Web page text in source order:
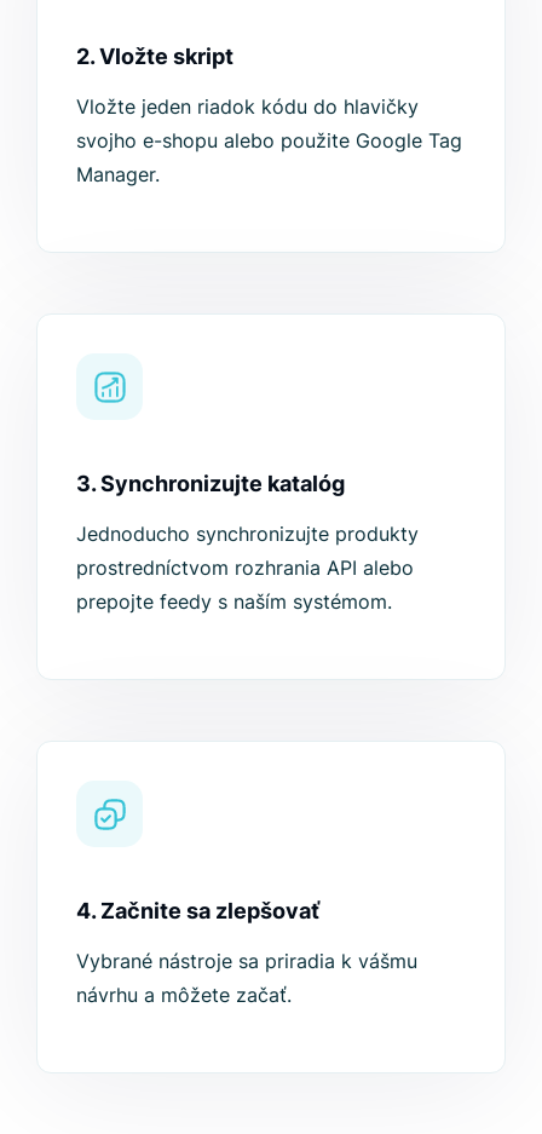
2. Vložte skript
Vložte jeden riadok kódu do hlavičky
svojho e-shopu alebo použite Google Tag
Manager.
3. Synchronizujte katalóg
Jednoducho synchronizujte produkty
prostredníctvom rozhrania API alebo
prepojte feedy s naším systémom.
4. Začnite sa zlepšovať
Vybrané nástroje sa priradia k vášmu
návrhu a môžete začať.